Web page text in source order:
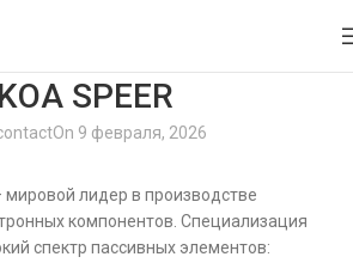
KOA SPEER
On 9 февраля, 2026
мировой лидер в производстве
компонентов. Специализация
спектр пассивных элементов: